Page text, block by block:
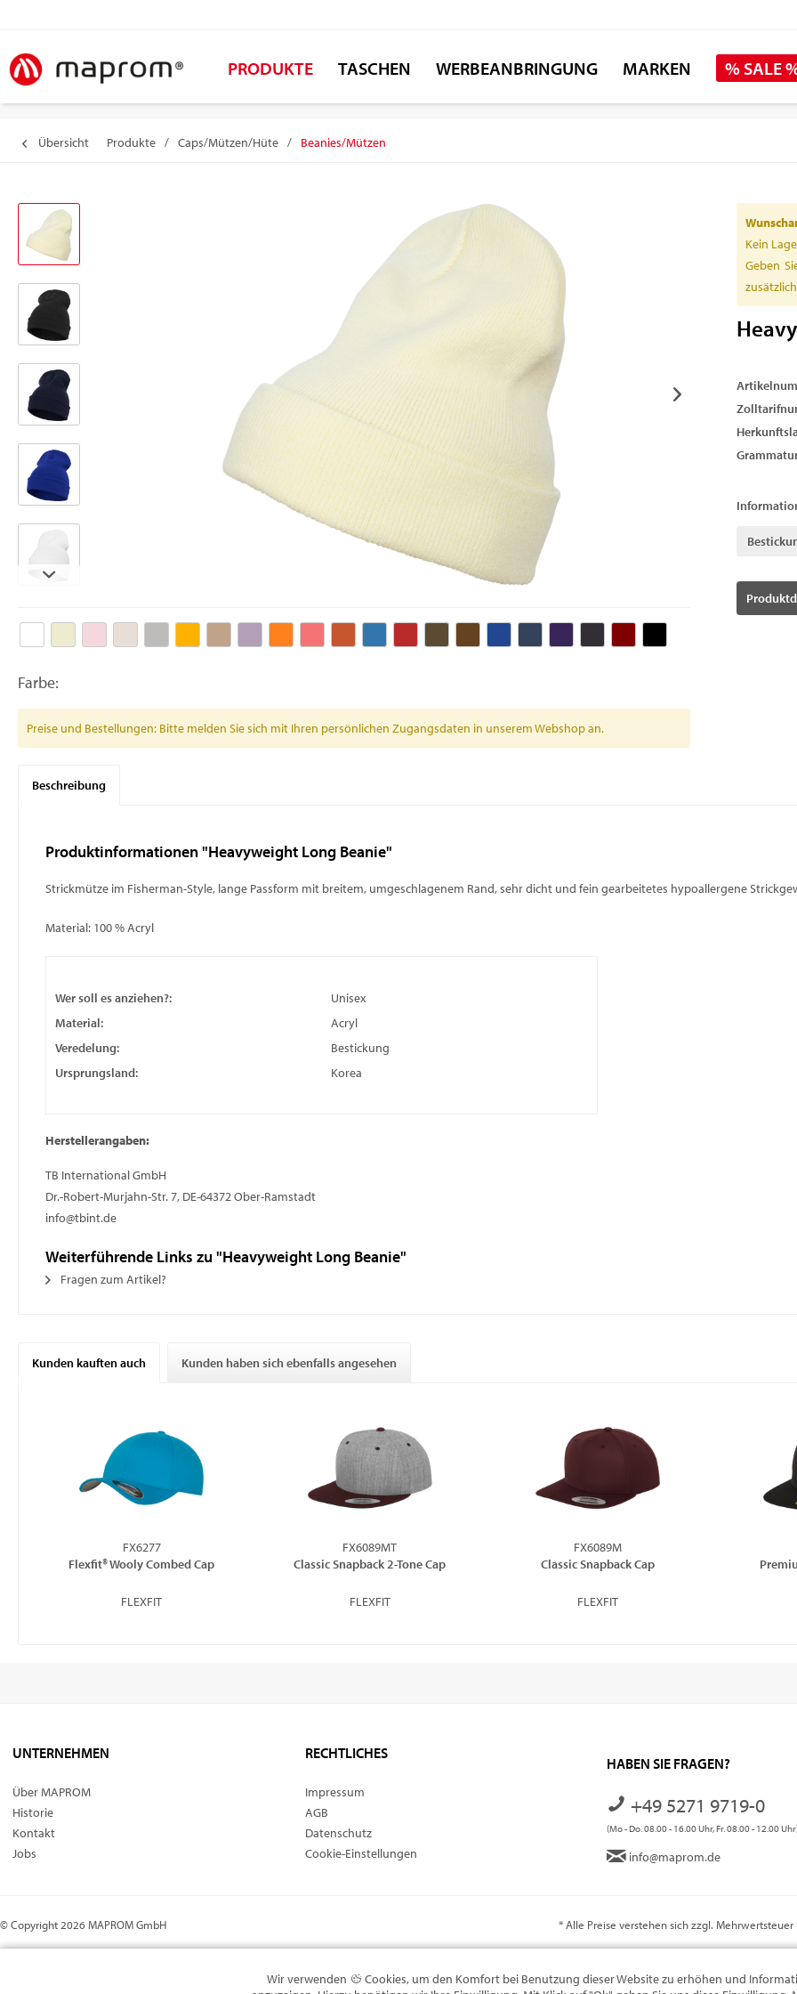
PRODUKTE TASCHEN WERBEANBRINGUNG MARKEN % SALE
Übersicht Produkte / Caps/Mützen/Hüte / Beanies/Mützen
Farbe:
Preise und Bestellungen: Bitte melden Sie sich mit Ihren persönlichen Zugangsdaten in unserem Webshop an.
Kein
Geben
Beschreibung
Produktinformationen "Heavyweight Long Beanie"
Strickmütze im Fisherman-Style, lange Passform mit breitem, umgeschlagenem Rand, sehr dicht und fein gearbeitetes hypoallergene
Material: 100 % Acryl
Wer soll es anziehen?:
Unisex
Material:
Acryl
Veredelung:
Bestickung
Ursprungsland:
Korea
Herstellerangaben:
TB International GmbH
Dr.-Robert-Murjahn-Str. 7, DE-64372 Ober-Ramstadt
info@tbint.de
Weiterführende Links zu "Heavyweight Long Beanie"
Fragen zum Artikel?
Kunden kauften auch Kunden haben sich ebenfalls angesehen
FX6277
Flexfit® Wooly Combed Cap
FLEXFIT
FX6089MT
Classic Snapback 2-Tone Cap
FLEXFIT
FX6089M
Classic Snapback Cap
FLEXFIT
UNTERNEHMEN
Über MAPROM
Historie
Kontakt
Jobs
RECHTLICHES
Impressum
AGB
Datenschutz
Cookie-Einstellungen
HABEN SIE FRAGEN?
+49 5271 9719-0
(Mo - Do. 08.00 - 16.00 Uhr, Fr. 08.00 - 12.00
info@maprom.de
© Copyright 2026 MAPROM GmbH * Alle Preise verstehen sich zzgl. Mehrwertsteuer
Wir verwenden
Cookies, um den Komfort bei Benutzung dieser Website zu erhöhen und